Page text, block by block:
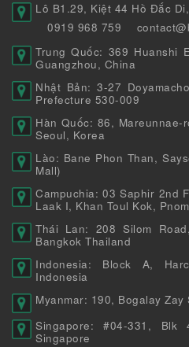
Lô B1.29, Kiệt 44 Hồ Đắc
0919 968 759
Trung Quốc: 369 Huanshi
Guangzhou, China
Nhật Bản: 3-27
Prefecture 530-009
Hàn Quốc: 86,
Seoul, Korea
Lào: Bane Phon Than,
Mall)
Campuchia: 03 Saphir 2nd
Laak I, Khan Toul Kok,
Thái Lan: 208 Silom
Bangkok Thailand
Indonesia: Block A,
Indonesia
Myanmar: 190, Bogalay Zay
Singapore: #04-331,
Singapore